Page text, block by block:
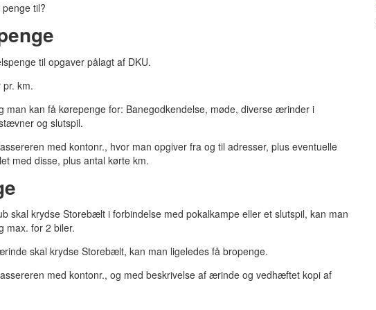
til?
til opgaver pålagt af DKU.
km.
man kan få kørepenge for: Banegodkendelse, møde, diverse ærinder i
og slutspil.
med kontonr., hvor man opgiver fra og til adresser, plus eventuelle
med disse, plus antal kørte km.
skal krydse Storebælt i forbindelse med pokalkampe eller et slutspil, kan man
max. for 2 biler.
skal krydse Storebælt, kan man ligeledes få bropenge.
med kontonr., og med beskrivelse af ærinde og vedhæftet kopi af